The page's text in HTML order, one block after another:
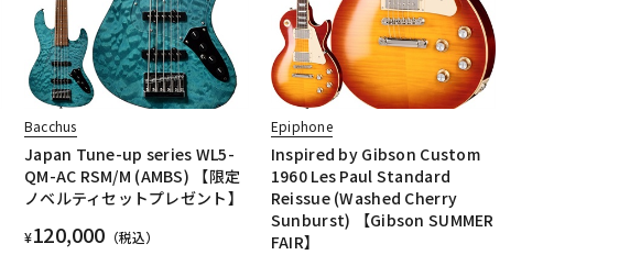
Bacchus
Japan Tune-up series WL5-
QM-AC RSM/M (AMBS) 【限定
ノベルティセットプレゼント】
¥120,000 （税込）
Epiphone
Inspired by Gibson Custom
1960 Les Paul Standard
Reissue (Washed Cherry
Sunburst) 【Gibson SUMMER
FAIR】